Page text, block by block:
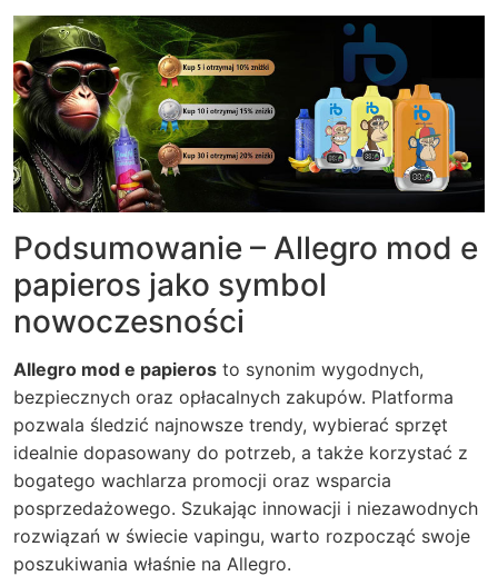
Podsumowanie – Allegro mod e
papieros jako symbol
nowoczesności
Allegro mod e papieros to synonim wygodnych,
bezpiecznych oraz opłacalnych zakupów. Platforma
pozwala śledzić najnowsze trendy, wybierać sprzęt
idealnie dopasowany do potrzeb, a także korzystać z
bogatego wachlarza promocji oraz wsparcia
posprzedażowego. Szukając innowacji i niezawodnych
rozwiązań w świecie vapingu, warto rozpocząć swoje
poszukiwania właśnie na Allegro.